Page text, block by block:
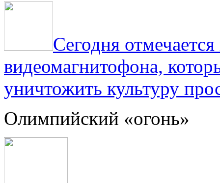
Сегодня
видеомагнитофона,
уничтожить культуру
Олимпийский «огонь»